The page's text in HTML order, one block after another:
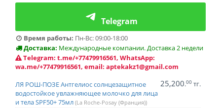
Telegram
Время работы: Пн-Вс: 09:00-18:00
Доставка: Международные компании. Доставка 2 недели
Telegram: t.me/+77479916561, WhatsApp:
wa.me/+77479916561, email: aptekakz1@gmail.com
ЛЯ РОШ-ПОЗЕ Антгелиос солнцезащитное
водостойкое увлажняющее молочко для лица
и тела SPF50+ 75мл (La Roche-Posay (Франция))
25,200.00 тг.